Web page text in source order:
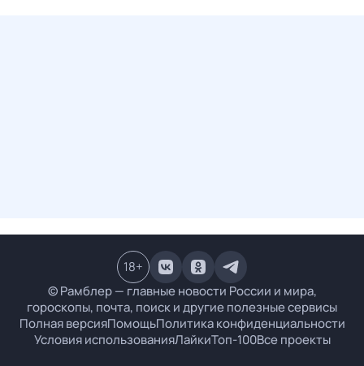
© Рамблер — главные новости России и мира,
гороскопы, почта, поиск и другие полезные сервисы
Полная версияПомощьПолитика конфиденциальности
Условия использованияЛайкиТоп-100Все проекты
18+